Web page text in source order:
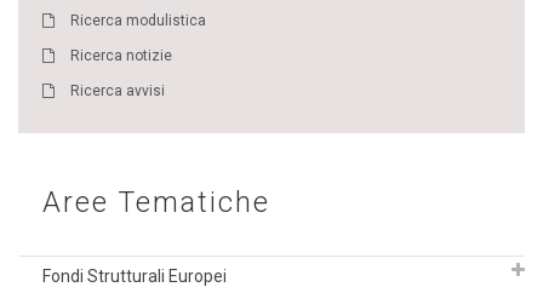
Ricerca modulistica
Ricerca notizie
Ricerca avvisi
Aree Tematiche
Fondi Strutturali Europei